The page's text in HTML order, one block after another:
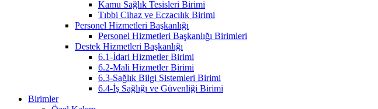
Kamu Sağlık Tesisleri Birimi
Tıbbi Cihaz ve Eczacılık Birimi
Personel Hizmetleri Başkanlığı
Personel Hizmetleri Başkanlığı Birimleri
Destek Hizmetleri Başkanlığı
6.1-İdari Hizmetler Birimi
6.2-Mali Hizmetler Birimi
6.3-Sağlık Bilgi Sistemleri Birimi
6.4-İş Sağlığı ve Güvenliği Birimi
Birimler